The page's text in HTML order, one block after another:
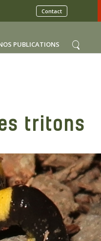
Contact
PUBLICATIONS
tritons